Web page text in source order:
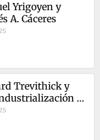
Yrigoyen y
A. Cáceres
Trevithick y